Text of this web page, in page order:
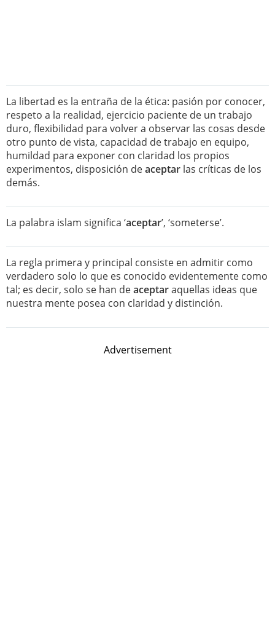
La libertad es la entraña de la ética: pasión por conocer,
respeto a la realidad, ejercicio paciente de un trabajo
duro, flexibilidad para volver a observar las cosas desde
otro punto de vista, capacidad de trabajo en equipo,
humildad para exponer con claridad los propios
experimentos, disposición deaceptar las críticas de los
demás.
La palabra islam significa ‘aceptar’, ‘someterse’.
La regla primera y principal consiste en admitir como
verdadero solo lo que es conocido evidentemente como
tal; es decir, solo se han deaceptaraquellas ideas que
nuestra mente posea con claridad y distinción.
Advertisement